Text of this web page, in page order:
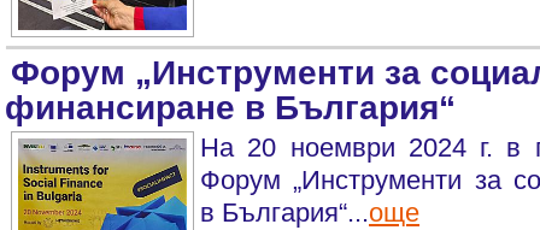
Форум „Инструменти за
финансиране в България“
На 20 ноември 2024 г. в
Форум „Инструменти за
в България“...още